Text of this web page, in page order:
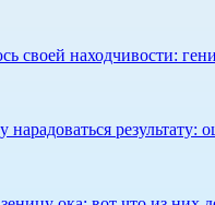
своей находчивости:
результату: